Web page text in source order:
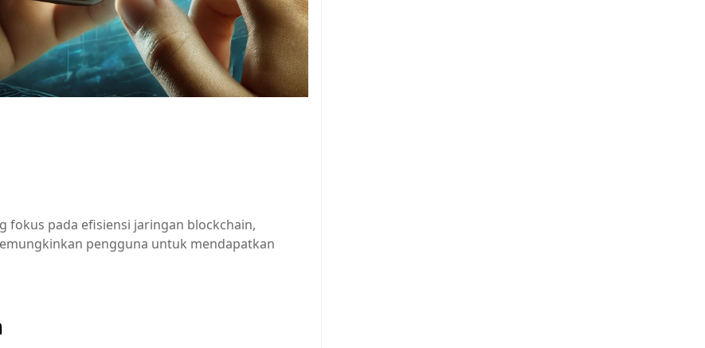
fokus pada efisiensi jaringan blockchain,
pengguna untuk mendapatkan